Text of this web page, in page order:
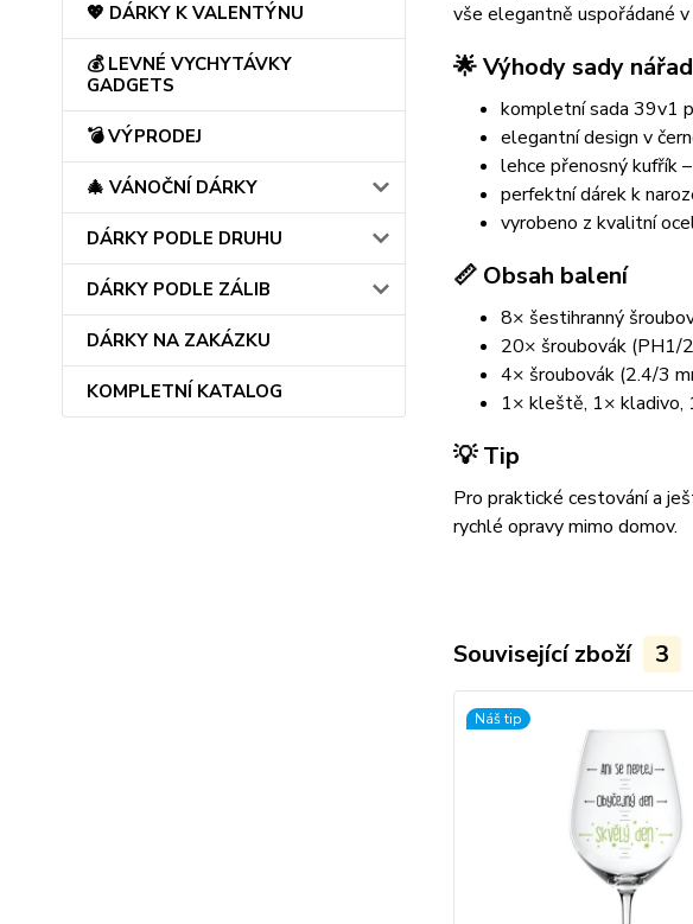
💖 DÁRKY K VALENTÝNU
💰 LEVNÉ VYCHYTÁVKY
GADGETS
💣 VÝPRODEJ
🎄 VÁNOČNÍ DÁRKY
DÁRKY PODLE DRUHU
DÁRKY PODLE ZÁLIB
DÁRKY NA ZAKÁZKU
KOMPLETNÍ KATALOG
vše elegantně uspořádané
🌟 Výhody sady
kompletní sada 39v1
elegantní design v
lehce přenosný kufřík
perfektní dárek k
vyrobeno z kvalitní
📏 Obsah balení
8× šestihranný
20× šroubovák
4× šroubovák (2.4/3
1× kleště, 1× kladivo,
💡 Tip
Pro praktické cestování a
rychlé opravy mimo domov.
Související zboží 3
Náš tip